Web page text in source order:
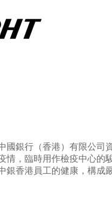
國銀行（香港）有限公司
情，臨時用作檢疫中心的
銀香港員工的健康，構成